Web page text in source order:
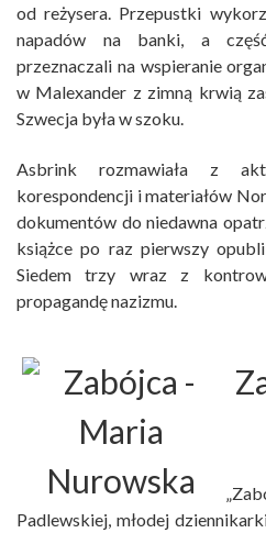
od reżysera. Przepustki
napadów na banki, a
przeznaczali na wspieranie
w Malexander z zimną krwią
Szwecja była w szoku.
Asbrink rozmawiała z
korespondencji i materiałów
dokumentów do niedawna
książce po raz pierwszy
Siedem trzy wraz z
propagandę nazizmu.
Padlewskiej, młodej